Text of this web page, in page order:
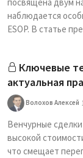
наблюдается
ESOP. В статье
Ключевые
актуальная
Волохов Алексей
Венчурные сделки
высокой
что смещает